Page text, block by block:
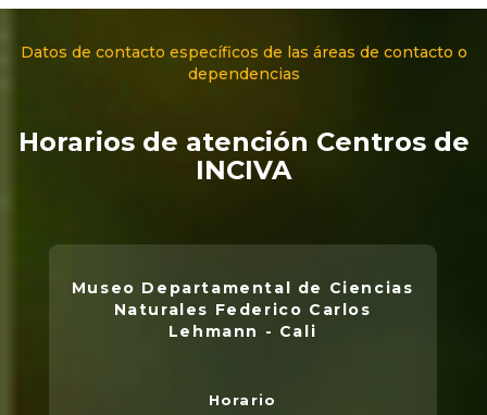
Datos de contacto específicos de las áreas de contacto o
dependencias
Horarios de atención Centros de
INCIVA
Museo Departamental de Ciencias
Naturales Federico Carlos
Lehmann - Cali
Horario